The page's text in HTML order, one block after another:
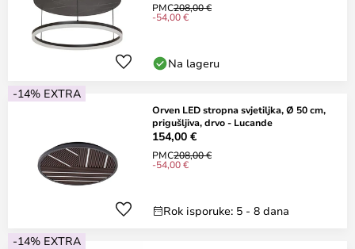
PMC208,00 €
-54,00 €
Na lageru
-14% EXTRA
Orven LED stropna svjetiljka, Ø 50 cm,
prigušljiva, drvo - Lucande
154,00 €
PMC208,00 €
-54,00 €
Rok isporuke: 5 - 8 dana
-14% EXTRA